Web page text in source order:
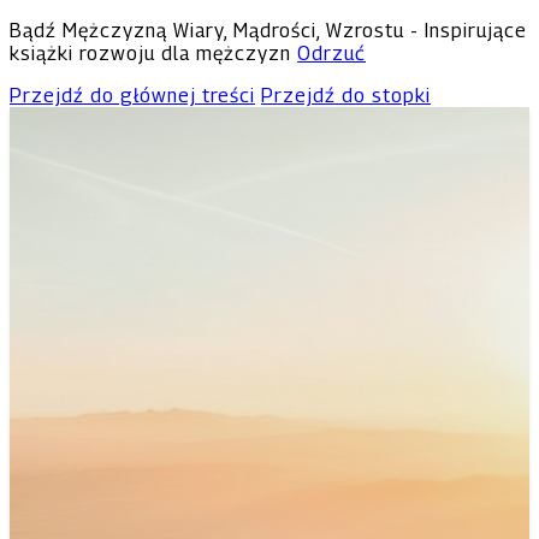
Bądź Mężczyzną Wiary, Mądrości, Wzrostu - Inspirujące
książki rozwoju dla mężczyzn Odrzuć
Przejdź do głównej treści Przejdź do stopki